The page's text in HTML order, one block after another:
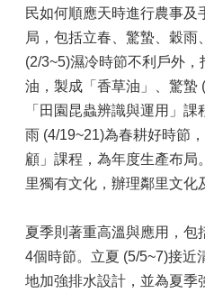
民如何順應天時進行農事及
局，包括立春、驚蟄、穀雨
(2/3~5)濕冷時節不利戶外
油，製成「香草油」、驚蟄
「田園昆蟲辨識與運用」
雨 (4/19~21)為春耕好時節
顧」課程，為年度生產布局
里獨有文化，辦理鄰里文化
夏季則著重高溫與應用，包
4個時節。立夏 (5/5~7)接近
地加強排水設計，並為夏季